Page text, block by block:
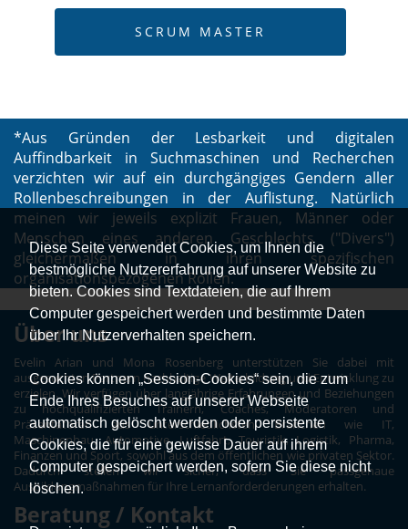
Diese Seite verwendet Cookies, um Ihnen die
bestmögliche Nutzererfahrung auf unserer Website zu
bieten. Cookies sind Textdateien, die auf Ihrem
Computer gespeichert werden und bestimmte Daten
über Ihr Nutzerverhalten speichern.
Cookies können „Session-Cookies“ sein, die zum
Ende Ihres Besuches auf unserer Webseite
automatisch gelöscht werden oder persistente
Cookies, die für eine gewisse Dauer auf ihrem
Computer gespeichert werden, sofern Sie diese nicht
löschen.
SCRUM MASTER
*Aus Gründen der Lesbarkeit und digitalen
Auffindbarkeit in Suchmaschinen und Recherchen
verzichten wir auf ein durchgängiges Gendern aller
Rollenbeschreibungen in der Auflistung. Natürlich
meinen wir jeweils explizit Frauen, Männer oder
Menschen eines anderen Geschlechts ("Divers")
gleichermaßen in ihren spezifischen
organisationsbezogenen Rollen.
Über uns
Evelin Arian und Mona Rosenberg unterstützen Sie dabei mit
ausgesuchten Partnern nachhaltige Weiterbildung und Entwicklung zu
erzielen. Wir verfügen über langjährige Erfahrungen und Beziehungen
zu hochqualifizierten Trainern, Coaches, Moderatoren und
Präsentatoren aus unterschiedlichsten Branchen wie IT,
Maschinenbau, Automotive, Luftfahrt, Touristik, Logistik, Pharma,
Finanzen und Sport, sowohl aus dem öffentlichen wie privaten Sektor.
Dadurch stellen wir sicher, dass Sie passgenaue
Ausbildungmaßnahmen für Ihre Lernanforderderungen erhalten.
Beratung / Kontakt